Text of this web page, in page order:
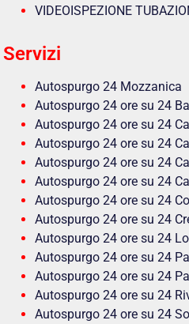
VIDEOISPEZIONE
Servizi
Autospurgo 24 Mozzanica
Autospurgo 24 ore su 24
Autospurgo 24 ore su 24
Autospurgo 24 ore su 24
Autospurgo 24 ore su 24
Autospurgo 24 ore su 24
Autospurgo 24 ore su 24
Autospurgo 24 ore su 24
Autospurgo 24 ore su 24
Autospurgo 24 ore su 24
Autospurgo 24 ore su 24
Autospurgo 24 ore su 24
Autospurgo 24 ore su 24